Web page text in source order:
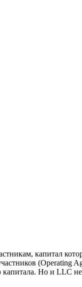
капитал
(Operating
Но и LLC